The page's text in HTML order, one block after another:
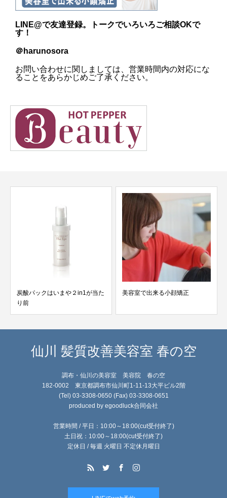
LINE@で友達登録。トークでいろいろご相談OKで
す！
＠harunosora
お問い合わせに関しましては、営業時間内の対応にな
ることをあらかじめご了承ください。
美容室で出来る小顔矯正 今年もありがとうございました?
仙川 髪質改善美容室 春の空
調布・仙川の美容室 美容院 春の空
182-0002 東京都調布市仙川町1-11-13大平ビル2階
(Tel) 03-3308-0650 (Fax) 03-3308-0651
produced by egoodluck合同会社
営業時間 / 平日：10:00～18:00(cut受付終了)
土日祝：10:00～18:00(cut受付終了)
定休日 / 毎週 火曜日 不定休月曜日